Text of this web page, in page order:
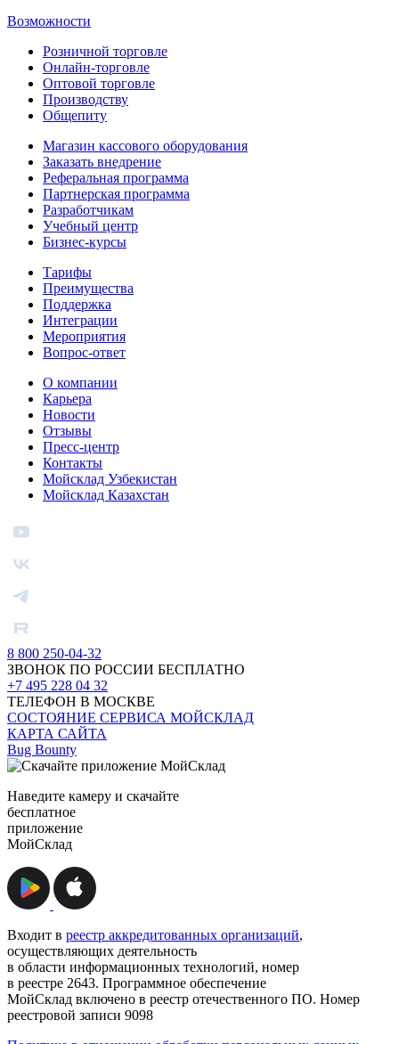
Возможности
Розничной торговле
Онлайн-торговле
Оптовой торговле
Производству
Общепиту
Магазин кассового оборудования
Заказать внедрение
Реферальная программа
Партнерская программа
Разработчикам
Учебный центр
Бизнес‑курсы
Тарифы
Преимущества
Поддержка
Интеграции
Мероприятия
Вопрос-ответ
О компании
Карьера
Новости
Отзывы
Пресс-центр
Контакты
Мойсклад Узбекистан
Мойсклад Казахстан
8 800 250-04-32
ЗВОНОК ПО РОССИИ БЕСПЛАТНО
+7 495 228 04 32
ТЕЛЕФОН В МОСКВЕ
СОСТОЯНИЕ СЕРВИСА МОЙСКЛАД
КАРТА САЙТА
Bug Bounty
Наведите камеру и скачайте
бесплатное
приложение
МойСклад
Входит в реестр аккредитованных организаций,
осуществляющих деятельность
в области информационных технологий, номер
в реестре 2643. Программное обеспечение
МойСклад включено в реестр отечественного ПО. Номер
реестровой записи 9098